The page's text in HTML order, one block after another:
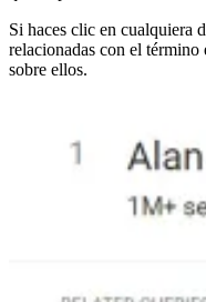
Si haces clic en cualquiera
relacionadas con el
sobre ellos.